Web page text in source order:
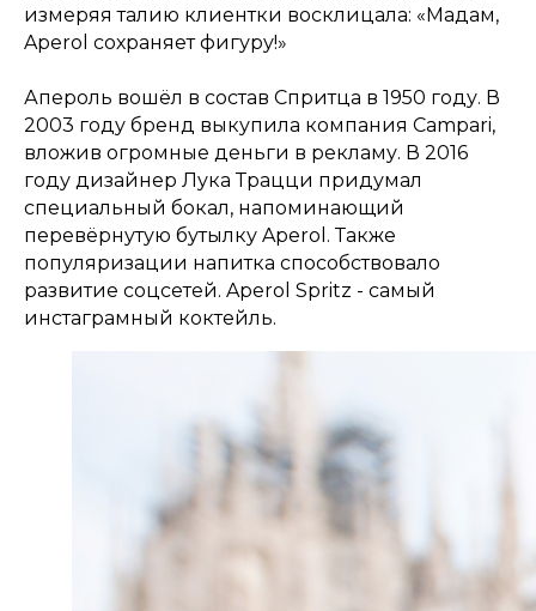
измеряя талию клиентки восклицала: «Мадам,
Aperol сохраняет фигуру!»
Апероль вошёл в состав Спритца в 1950 году. В
2003 году бренд выкупила компания Campari,
вложив огромные деньги в рекламу. В 2016
году дизайнер Лука Трацци придумал
специальный бокал, напоминающий
перевёрнутую бутылку Aperol. Также
популяризации напитка способствовало
развитие соцсетей. Aperol Spritz - самый
инстаграмный коктейль.